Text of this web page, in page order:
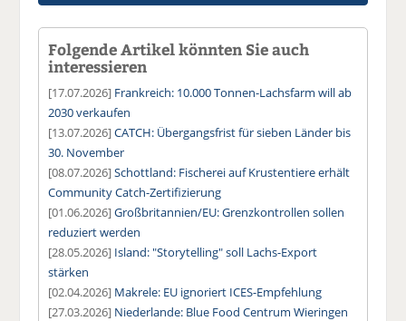
Folgende Artikel könnten Sie auch
interessieren
[17.07.2026] Frankreich: 10.000 Tonnen-Lachsfarm will ab
2030 verkaufen
[13.07.2026]CATCH: Übergangsfrist für sieben Länder bis
30. November
[08.07.2026]Schottland: Fischerei auf Krustentiere erhält
Community Catch-Zertifizierung
[01.06.2026]Großbritannien/EU: Grenzkontrollen sollen
reduziert werden
[28.05.2026] Island: "Storytelling" soll Lachs-Export
stärken
[02.04.2026] Makrele: EU ignoriert ICES-Empfehlung
[27.03.2026] Niederlande: Blue Food Centrum Wieringen